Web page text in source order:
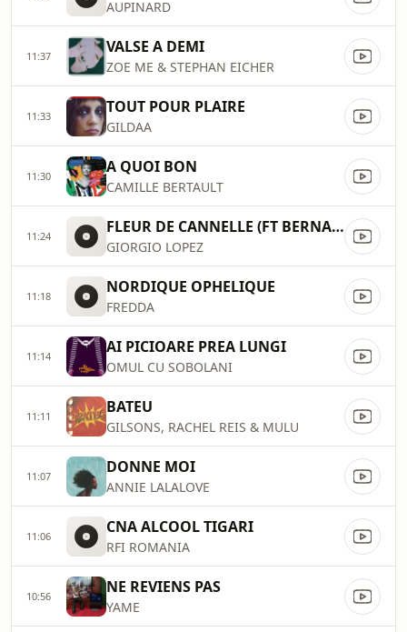
AUPINARD
11:37 VALSE A DEMI
ZOE ME & STEPHAN EICHER
11:33 TOUT POUR PLAIRE
GILDAA
11:30 A QUOI BON
CAMILLE BERTAULT
11:24 FLEUR DE CANNELLE (FT BERNARDINO FEMMINIELLI)
GIORGIO LOPEZ
11:18 NORDIQUE OPHELIQUE
FREDDA
11:14 AI PICIOARE PREA LUNGI
OMUL CU SOBOLANI
11:11 BATEU
GILSONS, RACHEL REIS & MULU
11:07 DONNE MOI
ANNIE LALALOVE
11:06 CNA ALCOOL TIGARI
RFI ROMANIA
10:56 NE REVIENS PAS
YAME